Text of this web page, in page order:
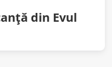
din Evul